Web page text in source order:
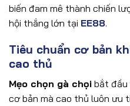
biến đam mê thành chiến
hội thắng lớn tại EE88.
Tiêu chuẩn cơ bản
cao thủ
Mẹo chọn gà chọi bắt đầu
cơ bản mà cao thủ luôn ưu